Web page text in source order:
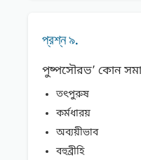
প্রশ্ন ৯.
পুষ্পসৌরভ’ কোন
তৎপুরুষ
কর্মধারয়
অব্যয়ীভাব
বহুব্রীহি